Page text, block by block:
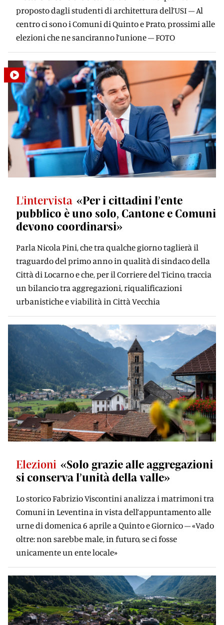
proposto dagli studenti di architettura dell’USI – Al
centro ci sono i Comuni di Quinto e Prato, prossimi alle
elezioni che ne sanciranno l’unione – FOTO
L'intervista «Per i cittadini l’ente
pubblico è uno solo, Cantone e Comuni
devono coordinarsi»
Parla Nicola Pini, che tra qualche giorno taglierà il
traguardo del primo anno in qualità di sindaco della
Città di Locarno e che, per il Corriere del Ticino, traccia
un bilancio tra aggregazioni, riqualificazioni
urbanistiche e viabilità in Città Vecchia
Elezioni «Solo grazie alle aggregazioni
si conserva l’unità della valle»
Lo storico Fabrizio Viscontini analizza i matrimoni tra
Comuni in Leventina in vista dell’appuntamento alle
urne di domenica 6 aprile a Quinto e Giornico – «Vado
oltre: non sarebbe male, in futuro, se ci fosse
unicamente un ente locale»